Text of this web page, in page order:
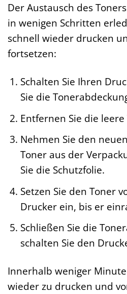
Der Austausch des
in wenigen Schritten
schnell wieder drucken
fortsetzen:
Schalten Sie Ihren
Sie die
Entfernen Sie die
Nehmen Sie den
Toner aus der
Sie die Schutzfolie.
Setzen Sie den Toner
Drucker ein, bis er
Schließen Sie die
schalten Sie den
Innerhalb weniger
wieder zu drucken und